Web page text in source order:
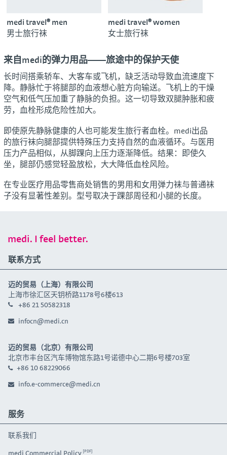
medi travel® men
男士旅行袜
medi travel® women
女士旅行袜
来自medi的弹力用品——旅途中的保护天使
长时间搭乘轿车、大客车或飞机，缺乏活动导致血流速度下
降。静脉忙于将腿部的血液想心脏方向输送。飞机上的干燥
空气和低气压加重了静脉的负担。这一切导致双腿肿胀和疲
劳，血栓形成危险性加大。
即使原先静脉健康的人也可能发生旅行者血栓。medi出品
的旅行袜向腿部提供特殊压力支持自然的血液循环。与医用
压力产品相似，从脚踝向上压力逐渐降低。结果：即使久
坐，腿部仍感觉轻盈放松，大大降低血栓风险。
在专业医疗用品零售商处销售的男用和女用弹力袜与普通袜
子没有显著性差别。型号取决于踝部周径和小腿的长度。
medi. I feel better.
联系方式
迈的贸易（上海）有限公司
上海市徐汇区天钥桥路1178号6楼613
+86 21 50582318
infocn@medi.cn
迈的贸易（北京）有限公司
北京市丰台区汽车博物馆东路1号诺德中心二期6号楼703室
+86 10 68229066
info.e-commerce@medi.cn
服务
联系我们
medi Commercial Policy